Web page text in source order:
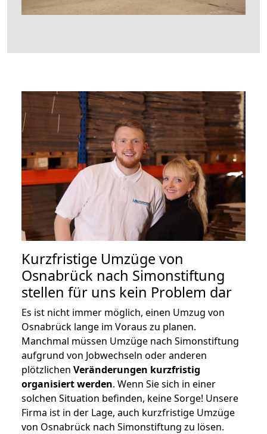
Kurzfristige Umzüge von
Osnabrück nach Simonstiftung
stellen für uns kein Problem dar
Es ist nicht immer möglich, einen Umzug von
Osnabrück lange im Voraus zu planen.
Manchmal müssen Umzüge nach Simonstiftung
aufgrund von Jobwechseln oder anderen
plötzlichen Veränderungen kurzfristig
organisiert werden. Wenn Sie sich in einer
solchen Situation befinden, keine Sorge! Unsere
Firma ist in der Lage, auch kurzfristige Umzüge
von Osnabrück nach Simonstiftung zu lösen.